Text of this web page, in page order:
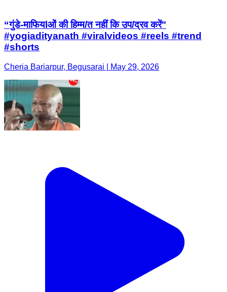
“गुंडे-माफियlओं की हिम्म/त नहीं कि उप/द्रव करें"
#yogiadityanath #viralvideos #reels #trend
#shorts
Cheria Bariarpur, Begusarai | May 29, 2026